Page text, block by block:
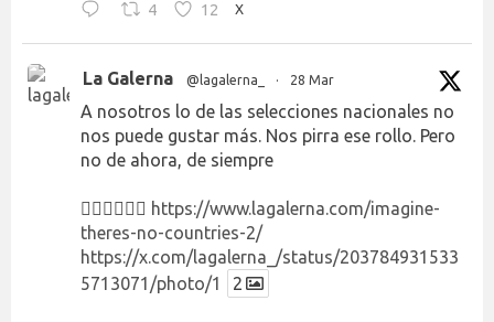
4 12 X
La Galerna @lagalerna_ · 28 Mar
A nosotros lo de las selecciones nacionales no
nos puede gustar más. Nos pirra ese rollo. Pero
no de ahora, de siempre
👉🏻👉🏻👉🏻 https://www.lagalerna.com/imagine-
theres-no-countries-2/
https://x.com/lagalerna_/status/203784931533
5713071/photo/1
2